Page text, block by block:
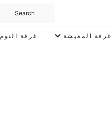
غرفة المعيشة غرفة النوم